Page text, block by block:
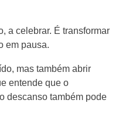
a celebrar. É transformar
em pausa.
mas também abrir
entende que o
descanso também pode